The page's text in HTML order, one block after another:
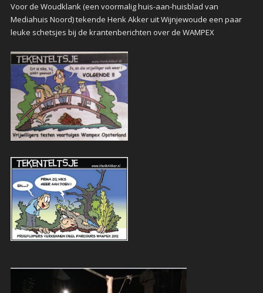
Voor de Woudklank (een voormalig huis-aan-huisblad van
Mediahuis Noord) tekende Henk Akker uit Wijnjewoude een paar
leuke schetsjes bij de krantenberichten over de WAMPEX